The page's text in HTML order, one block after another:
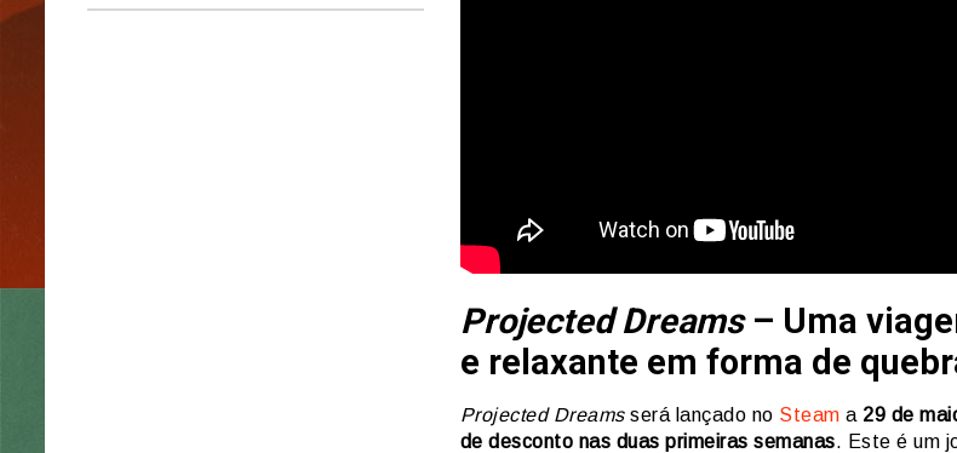
Projected Dreams– Uma
e relaxante em forma de
Projected Dreamsserá lançado no Steam a 29 de
de desconto nas duas primeiras semanas. Este é um